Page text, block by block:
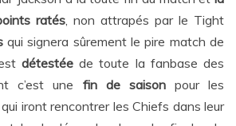
ratés , non attrapés par le Tight
qui signera sûrement le pire match de
détestée de toute la fanbase des
c’est une fin de saison pour les
iront rencontrer les Chiefs dans leur